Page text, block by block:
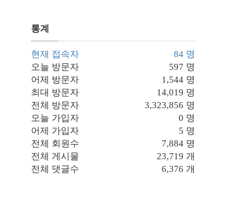
통계
현재 접속자
84 명
오늘 방문자
597 명
어제 방문자
1,544 명
최대 방문자
14,019 명
전체 방문자
3,323,856 명
오늘 가입자
0 명
어제 가입자
5 명
전체 회원수
7,884 명
전체 게시물
23,719 개
전체 댓글수
6,376 개